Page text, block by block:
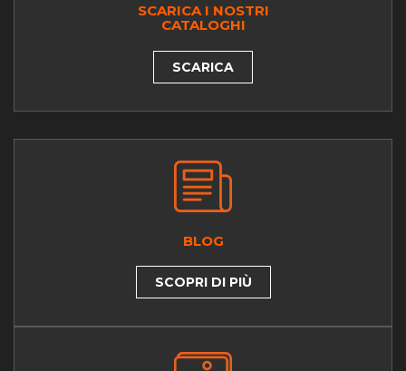
SCARICA I NOSTRI
CATALOGHI
SCARICA
BLOG
SCOPRI DI PIÙ